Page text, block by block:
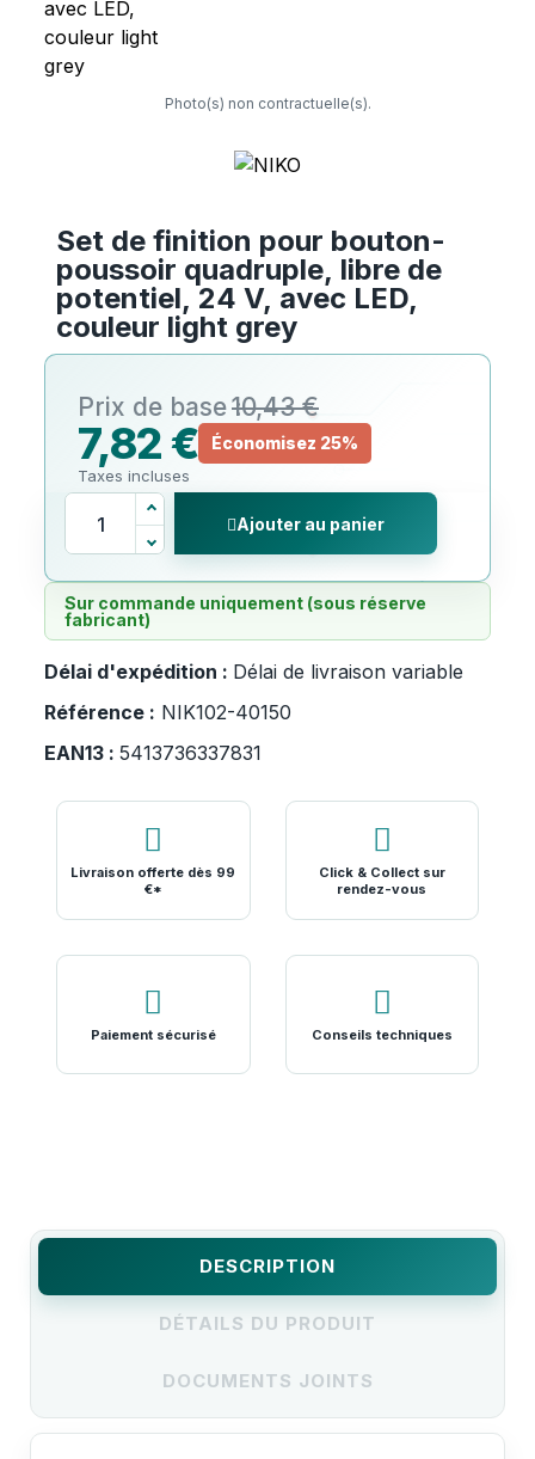
Photo(s) non contractuelle(s).
Set de finition pour bouton-
poussoir quadruple, libre de
potentiel, 24 V, avec LED,
couleur light grey
10,43 €
7,82 € Économisez 25%
Taxes incluses
Ajouter au panier
Sur commande uniquement (sous réserve
fabricant)
Délai d'expédition : Délai de livraison variable
Référence : NIK102-40150
EAN13 : 5413736337831
Livraison offerte dès 99
€*
Click & Collect sur
rendez-vous
Paiement sécurisé Conseils techniques
DESCRIPTION
DÉTAILS DU PRODUIT
DOCUMENTS JOINTS